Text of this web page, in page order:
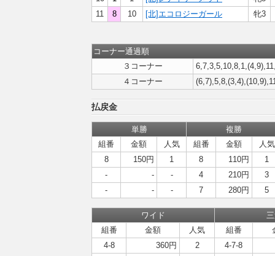
11
8 10 [北]エコロジーガール 牝3
コーナー通過順
３コーナー
４コーナー
払戻金
単勝
複勝
組番
金額 人気 組番 金額
人気
8
150円 1 8 110円
1
-
- - 4 210円
3
-
- - 7 280円 5
ワイド
組番
金額 人気 組番
4-8
360円 2
4-7-8